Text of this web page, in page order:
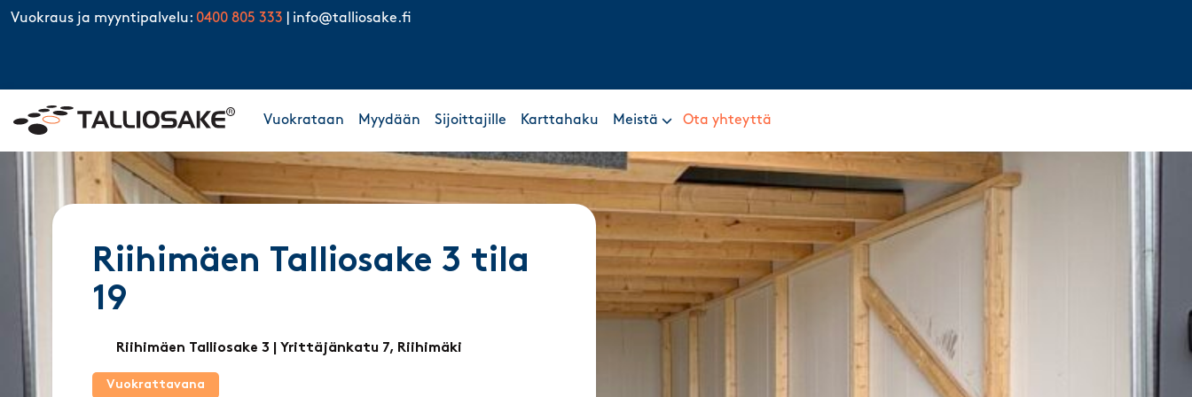
Skip to content
Vuokraus ja myyntipalvelu: 0400 805 333 info@talliosake.fi
Vuokrataan Myydään Sijoittajille Karttahaku Meistä Ota yhteyttä
Riihimäen Talliosake 3 tila
19
Riihimäen Talliosake 3 | Yrittäjänkatu 7, Riihimäki
Vuokrattavana